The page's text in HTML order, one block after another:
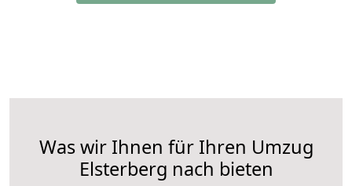
Was wir Ihnen für Ihren Umzug
Elsterberg nach bieten